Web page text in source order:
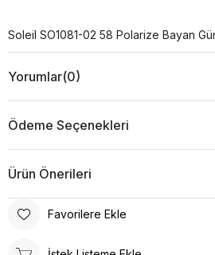
Soleil SO1081-02 58 Polarize Bayan
Yorumlar(0)
Ödeme Seçenekleri
Ürün Önerileri
Favorilere Ekle